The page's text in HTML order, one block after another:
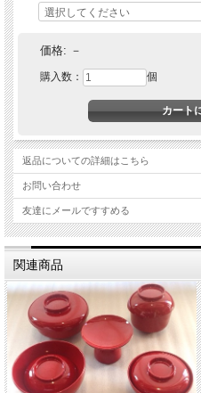
価格: －
購入数： 個
返品についての詳細はこちら
お問い合わせ
友達にメールですすめる
関連商品